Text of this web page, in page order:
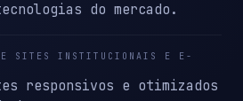
do mercado.
SITES INSTITUCIONAIS E E-
responsivos e otimizados